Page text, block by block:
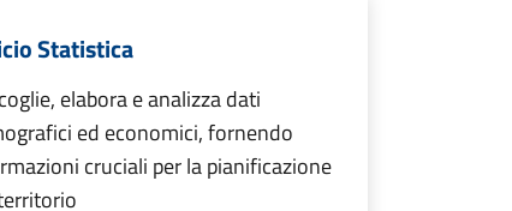
Statistica
elabora e analizza dati
ed economici, fornendo
cruciali per la pianificazione